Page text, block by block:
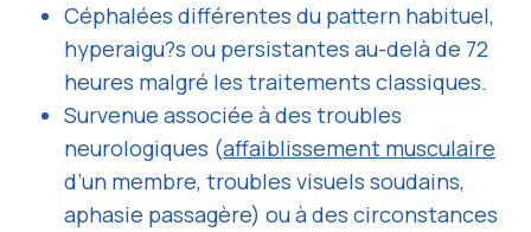
Céphalées différentes du pattern habituel,
hyperaigu?s ou persistantes au-delà de 72
heures malgré les traitements classiques.
Survenue associée à des troubles
neurologiques (affaiblissement musculaire
d’un membre, troubles visuels soudains,
aphasie passagère) ou à des circonstances